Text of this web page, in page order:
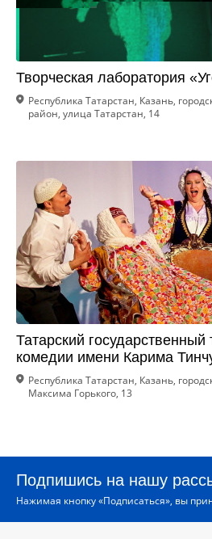
Творческая лаборатория
Республика Татарстан, Казань,
район, улица Татарстан, 14
Татарский
комедии имени Карима
Республика Татарстан, Казань,
Максима Горького, 13
Подпишись на нашу
Нажимая кнопку «Подписаться», вы